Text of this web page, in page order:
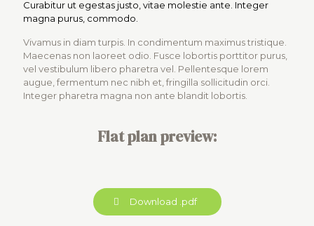
Curabitur ut egestas justo, vitae molestie ante. Integer
magna purus, commodo.
Vivamus in diam turpis. In condimentum maximus tristique.
Maecenas non laoreet odio. Fusce lobortis porttitor purus,
vel vestibulum libero pharetra vel. Pellentesque lorem
augue, fermentum nec nibh et, fringilla sollicitudin orci.
Integer pharetra magna non ante blandit lobortis.
Flat plan preview:
Download .pdf